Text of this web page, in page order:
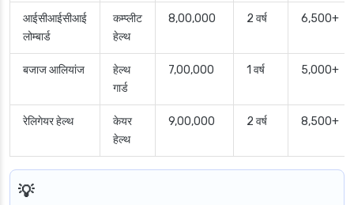
आईसीआईसीआई
लोम्बार्ड
कम्प्लीट
हेल्थ
8,00,000 2 वर्ष 6,500+
बजाज आलियांज
हेल्थ
गार्ड
7,00,000 1 वर्ष 5,000+
रेलिगेयर हेल्थ
केयर
हेल्थ
9,00,000 2 वर्ष 8,500+